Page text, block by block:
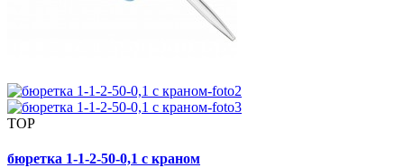
TOP
бюретка 1-1-2-50-0,1 с краном